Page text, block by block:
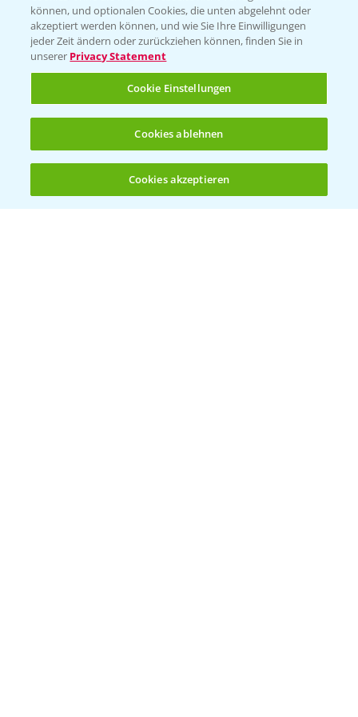
(noch 4)
Wetter Aktuell
BROSCHÜREN
Saatgut
Sonderkulturen
Verantwortung & Sorgfalt
können, und optionalen Cookies, die unten abgelehnt oder
akzeptiert werden können, und wie Sie Ihre Einwilligungen
jeder Zeit ändern oder zurückziehen können, finden Sie in
unserer Privacy Statement
Cookie Einstellungen
Cookies ablehnen
Cookies akzeptieren